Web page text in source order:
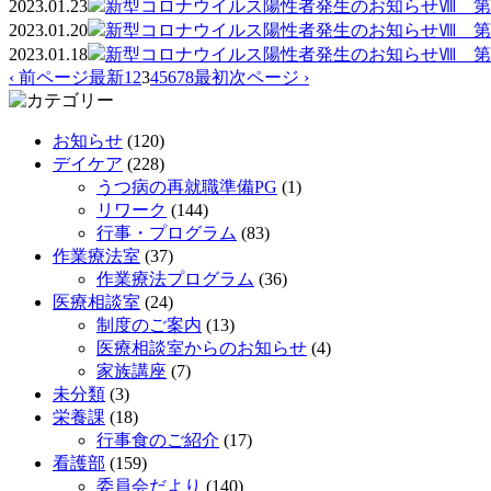
2023.01.23
新型コロナウイルス陽性者発生のお知らせⅧ 第
2023.01.20
新型コロナウイルス陽性者発生のお知らせⅧ 第
2023.01.18
新型コロナウイルス陽性者発生のお知らせⅧ 第
‹ 前ページ最新1 2345678最初次ページ ›
お知らせ (120)
デイケア (228)
うつ病の再就職準備PG (1)
リワーク (144)
行事・プログラム (83)
作業療法室 (37)
作業療法プログラム (36)
医療相談室 (24)
制度のご案内 (13)
医療相談室からのお知らせ (4)
家族講座 (7)
未分類 (3)
栄養課 (18)
行事食のご紹介 (17)
看護部 (159)
委員会だより (140)